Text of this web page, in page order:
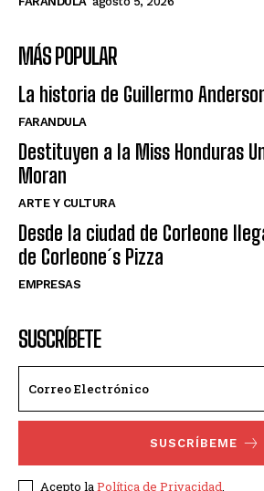
MÁS POPULAR
La historia de Guillermo
FARANDULA
Destituyen a la Miss Honduras
Moran
ARTE Y CULTURA
Desde la ciudad de Corleone
de Corleone´s Pizza
EMPRESAS
SUSCRÍBETE
SUSCRÍBEME
Acepto laPolítica de Privacidad.